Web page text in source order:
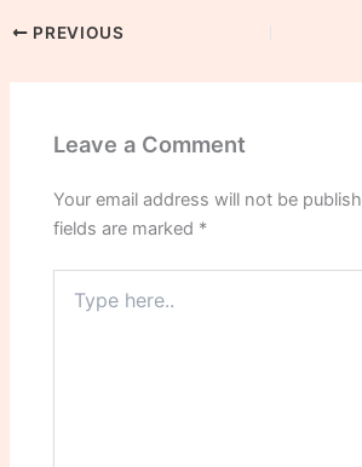
PREVIOUS
Leave a Comment
Your email address will not be
fields are marked *
here..